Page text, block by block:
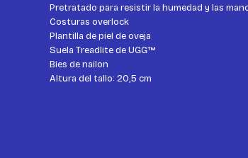
Pretratado para resistir la humedad y las
Costuras overlock
Plantilla de piel de oveja
Suela Treadlite de UGG™
Bies de nailon
Altura del tallo: 20,5 cm